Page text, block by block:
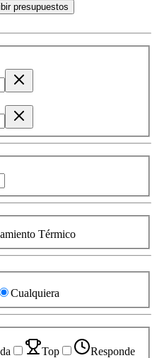
presupuestos
Térmico
Cualquiera
Top
Responde